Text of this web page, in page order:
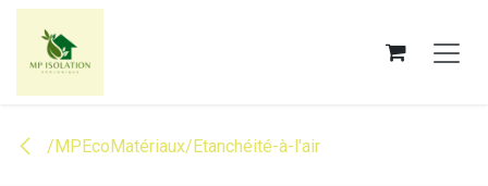
Se rendre au contenu
/MPEcoMatériaux/Etanchéité-à-l'air